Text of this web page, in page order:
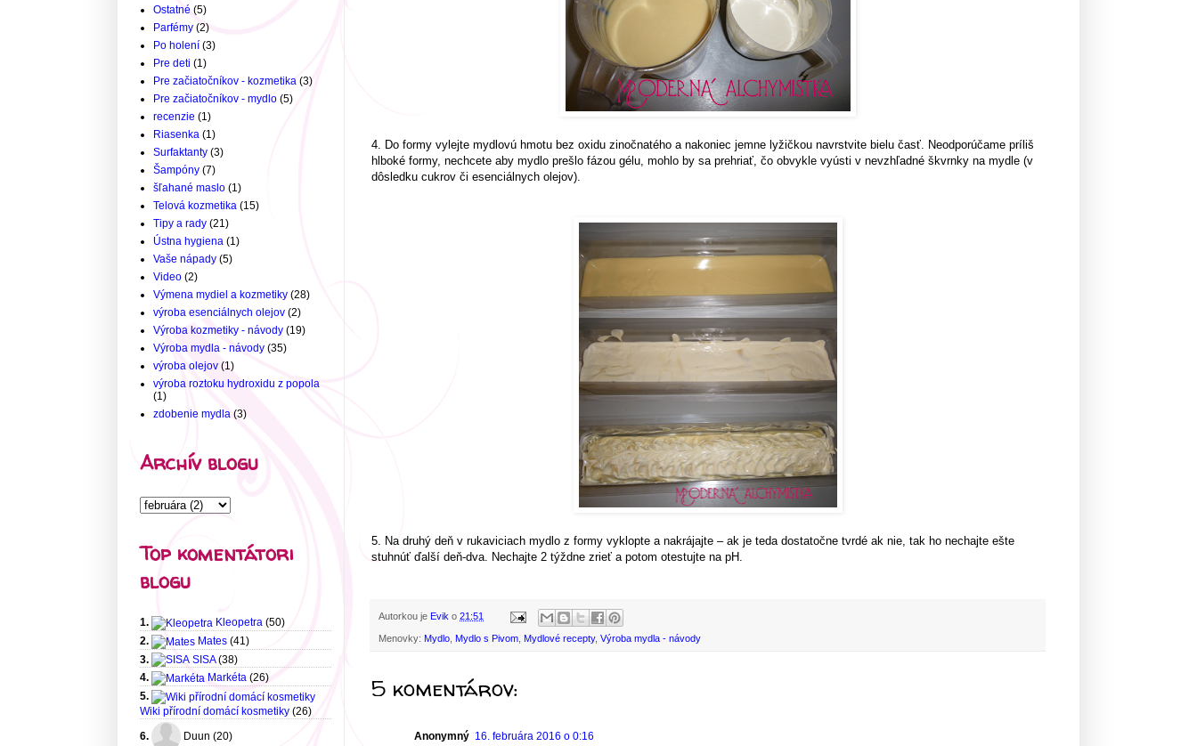
4. Do formy vylejte mydlovú hmotu bez oxidu zinočnatého a nakoniec jemne lyžičkou navrstvite bielu časť. Neodporúčame príliš
hlboké formy, nechcete aby mydlo prešlo fázou gélu, mohlo by sa prehriať, čo obvykle vyústi v nevzhľadné škvrnky na mydle (v
dôsledku cukrov či esenciálnych olejov).
5. Na druhý deň v rukaviciach mydlo z formy vyklopte a nakrájajte – ak je teda dostatočne tvrdé ak nie, tak ho nechajte ešte
stuhnúť ďalší deň-dva. Nechajte 2 týždne zrieť a potom otestujte na pH.
Autorkou je Evik o 21:51
Menovky: Mydlo Mydlo s Pivom Mydlové recepty, Výroba mydla - návody
5 komentárov:
Anonymný 16. februára 2016 o 0:16
Ostatné (5)
Parfémy (2)
Po holení (3)
Pre deti (1)
Pre začiatočníkov - kozmetika (3)
Pre začiatočníkov - mydlo (5)
recenzie (1)
Riasenka (1)
Surfaktanty (3)
Šampóny (7)
šľahané maslo (1)
Telová kozmetika (15)
Tipy a rady (21)
Ústna hygiena (1)
Vaše nápady (5)
Video (2)
Výmena mydiel a kozmetiky (28)
výroba esenciálnych olejov (2)
Výroba kozmetiky - návody (19)
Výroba mydla - návody (35)
výroba olejov (1)
výroba roztoku hydroxidu z popola
(1)
zdobenie mydla (3)
Archív blogu
Top komentátori
blogu
1. Kleopetra (50)
2.
Mates (41)
3.
SISA(38)
4.
Markéta (26)
5.
Wiki přírodní domácí kosmetiky (26)
6.
Duun (20)